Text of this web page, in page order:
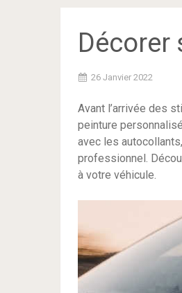
Décorer
26 Janvier 2022
Avant l’arrivée des
peinture
avec les
professionnel.
à votre véhicule.